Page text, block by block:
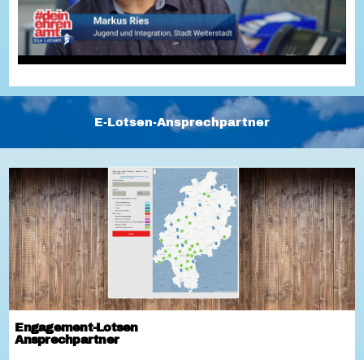
Service
Suche
Downloads
Kontakt
Impressum
Barriere melden
E-Lotsen-Ansprechpartner
Engagement-Lotsen
Ansprechpartner